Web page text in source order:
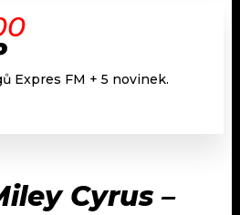
Expres FM + 5 novinek.
Cyrus –